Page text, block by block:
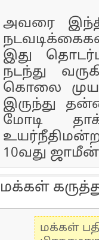
அவரை
இது
நடந்து
கொலை
இருந்து
மோடி
10வது ஜாமீன்
மக்கள்
மக்கள்